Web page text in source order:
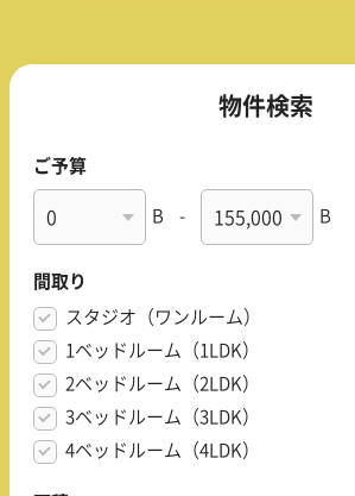
物件検索
ご予算
B - B
間取り
スタジオ（ワンルーム）
1ベッドルーム（1LDK）
2ベッドルーム（2LDK）
3ベッドルーム（3LDK）
4ベッドルーム（4LDK）